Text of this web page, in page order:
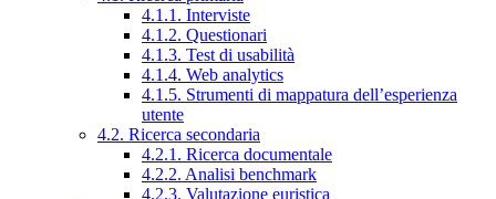
4.1.1. Interviste
4.1.2. Questionari
4.1.3. Test di usabilità
4.1.4. Web analytics
4.1.5. Strumenti di mappatura dell’esperienza
utente
4.2. Ricerca secondaria
4.2.1. Ricerca documentale
4.2.2. Analisi benchmark
4.2.3. Valutazione euristica